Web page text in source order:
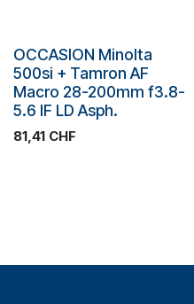
Occasion
OCCASION Minolta
500si + Tamron AF
Macro 28-200mm f3.8-
5.6 IF LD Asph.
81,41 CHF